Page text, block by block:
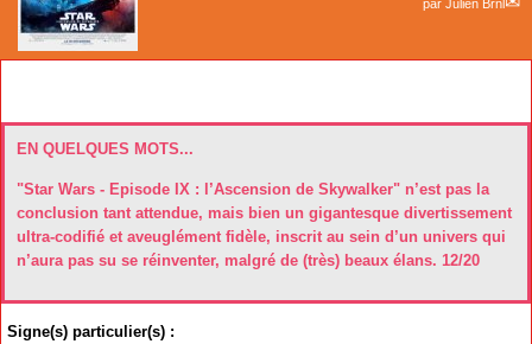
par Julien Brnl
EN QUELQUES MOTS...
"Star Wars - Episode IX : l’Ascension de Skywalker" n’est pas la
conclusion tant attendue, mais bien un gigantesque divertissement
ultra-codifié et aveuglément fidèle, inscrit au sein d’un univers qui
n’aura pas su se réinventer, malgré de (très) beaux élans. 12/20
Signe(s) particulier(s) :